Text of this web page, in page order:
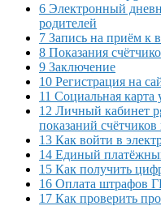
6 Электронный
родителей
7 Запись на приём к
8 Показания
9 Заключение
10 Регистрация на
11 Социальная карта
12 Личный кабинет
показаний
13 Как войти в
14 Единый
15 Как получить
16 Оплата штрафов
17 Как проверить